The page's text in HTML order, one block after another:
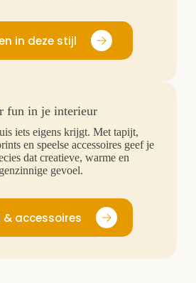
in deze stijl
fun in je interieur
iets eigens krijgt. Met tapijt,
en speelse accessoires geef je
dat creatieve, warme en
gevoel.
& accessoires